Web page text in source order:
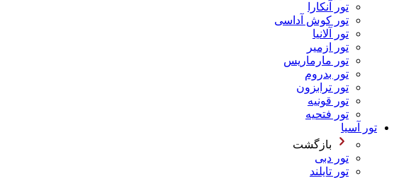
تور آنکارا
تور کوش آداسی
تور آلانیا
تور ازمیر
تور مارماریس
تور بدروم
تور ترابزون
تور قونیه
تور فتحیه
تور آسیا
بازگشت
تور دبی
تور تایلند